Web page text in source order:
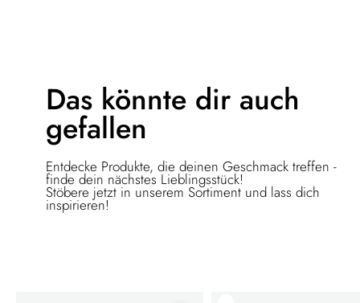
Das könnte dir auch
gefallen
Entdecke Produkte, die deinen Geschmack treffen -
finde dein nächstes Lieblingsstück!
Stöbere jetzt in unserem Sortiment und lass dich
inspirieren!